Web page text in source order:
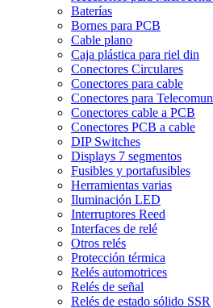
Baterías
Bornes para PCB
Cable plano
Caja plástica para riel din
Conectores Circulares
Conectores para cable
Conectores para
Conectores cable a PCB
Conectores PCB a cable
DIP Switches
Displays 7 segmentos
Fusibles y portafusibles
Herramientas varias
Iluminación LED
Interruptores Reed
Interfaces de relé
Otros relés
Protección térmica
Relés automotrices
Relés de señal
Relés de estado sólido SSR